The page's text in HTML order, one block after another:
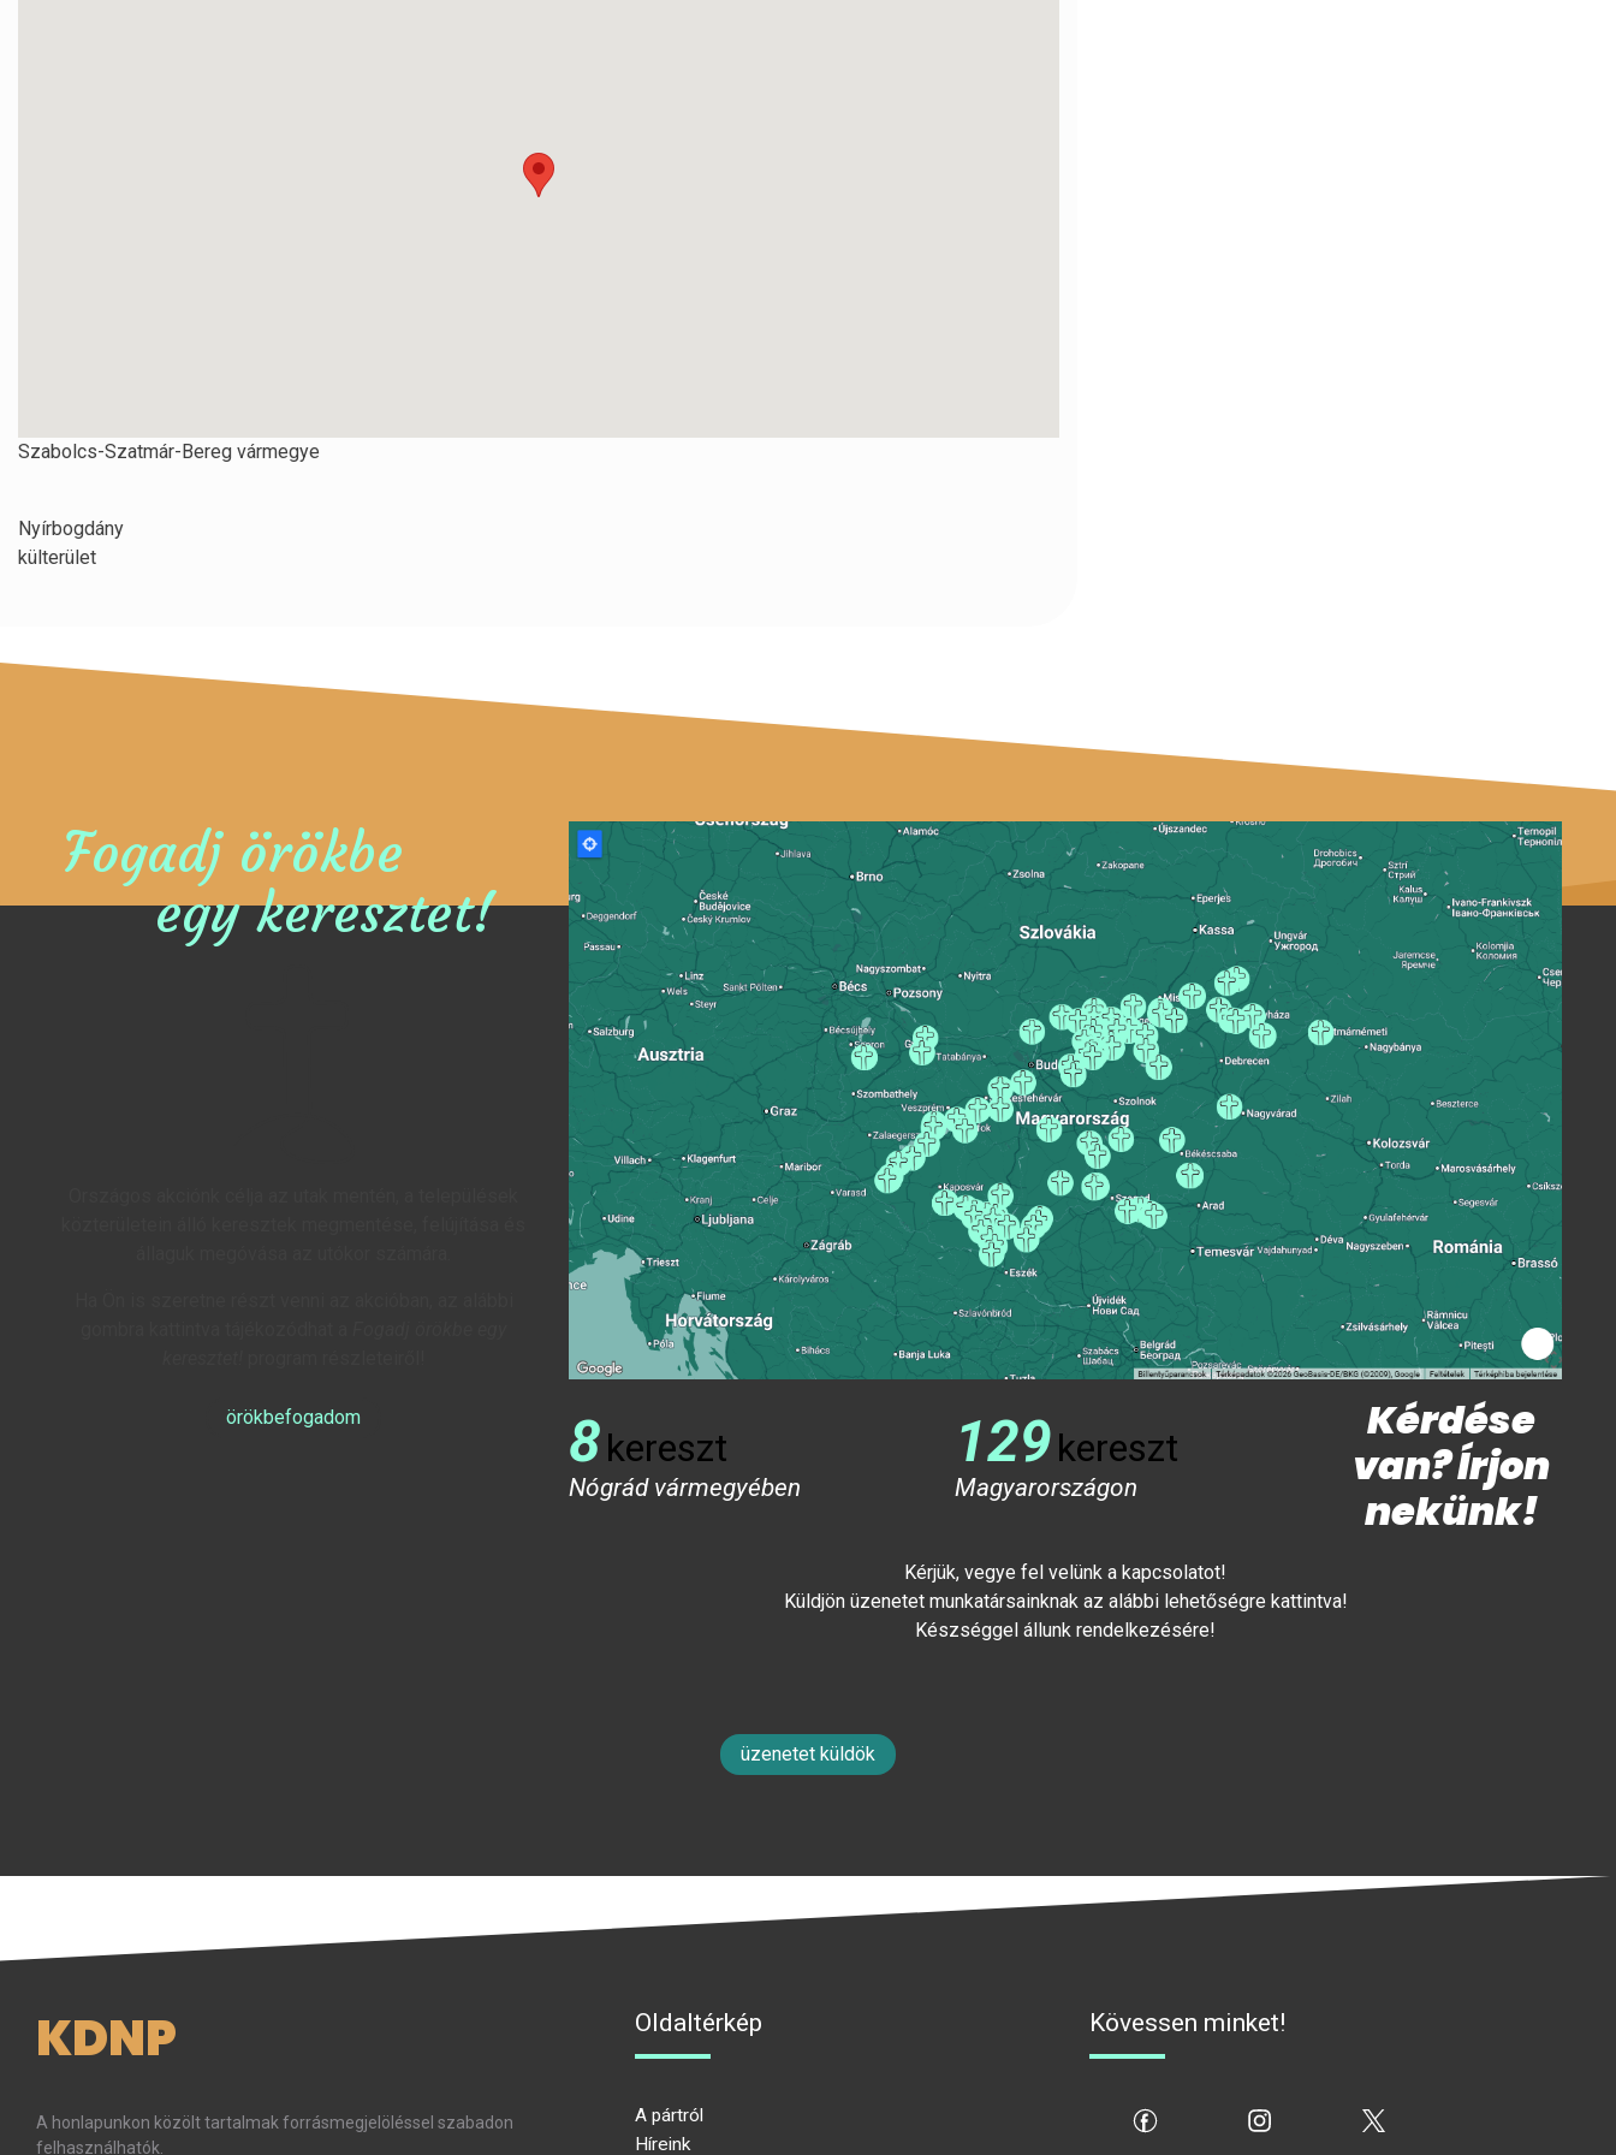
Szabolcs-Szatmár-Bereg vármegye
Nyírbogdány
külterület
Fogadj örökbe
egy keresztet!
örökbefogadom 8kereszt
Nógrád vármegyében
129kereszt
Magyarországon
Kérdése
van? Írjon
nekünk!
Kérjük, vegye fel velünk a kapcsolatot!
Küldjön üzenetet munkatársainknak az alábbi lehetőségre kattintva!
Készséggel állunk rendelkezésére!
üzenetet küldök
KDNP
A honlapunkon közölt tartalmak forrásmegjelöléssel szabadon
felhasználhatók.
Oldaltérkép
A pártról
Híreink
Kövessen minket!